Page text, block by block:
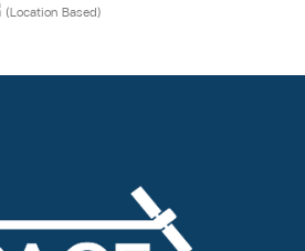
Based)